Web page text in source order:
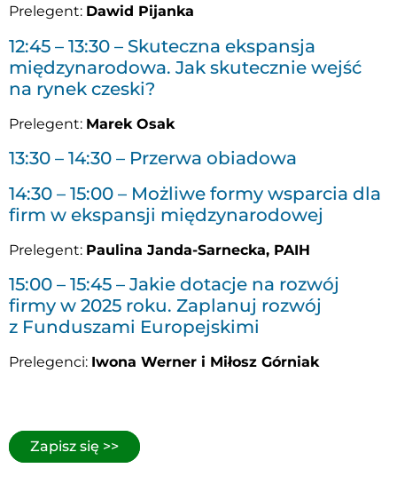
Prelegent: Dawid Pijanka
12:45 – 13:30 – Skuteczna ekspansja
międzynarodowa. Jak skutecznie wejść
na rynek czeski?
Prelegent: Marek Osak
13:30 – 14:30 – Przerwa obiadowa
14:30 – 15:00 – Możliwe formy wsparcia dla
firm w ekspansji międzynarodowej
Prelegent: Paulina Janda-Sarnecka, PAIH
15:00 – 15:45 – Jakie dotacje na rozwój
firmy w 2025 roku. Zaplanuj rozwój
z Funduszami Europejskimi
Prelegenci: Iwona Werner i Miłosz Górniak
Zapisz się >>